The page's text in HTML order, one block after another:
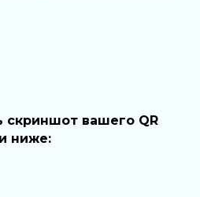
скриншот вашего QR
ниже: